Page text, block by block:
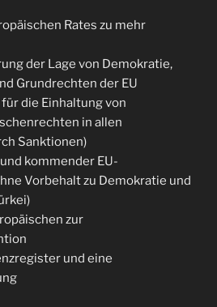
Rates zu mehr
der Lage von Demokratie,
Grundrechten der EU
die Einhaltung von
in allen
Sanktionen)
kommender EU-
Vorbehalt zu Demokratie und
zur
und eine